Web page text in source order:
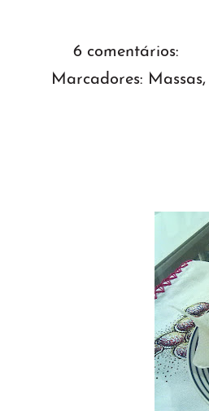
6 comentários:
Marcadores: Massas,